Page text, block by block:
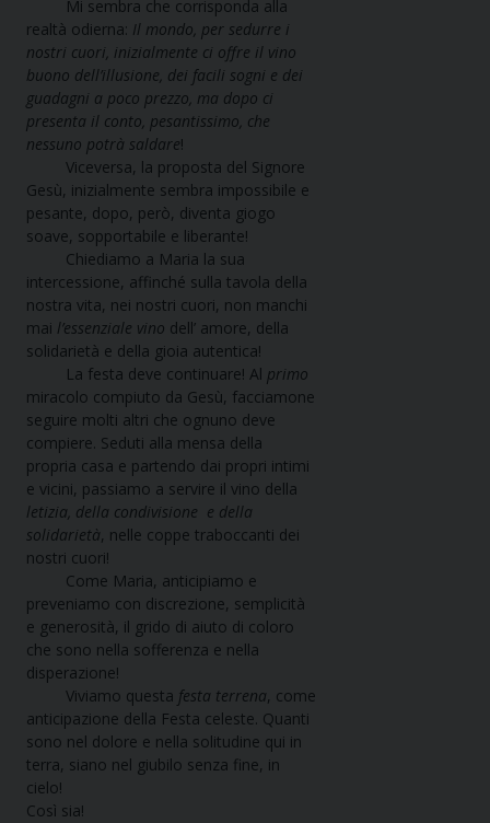
Mi sembra che corrisponda alla
realtà odierna: Il mondo, per sedurre i
nostri cuori, inizialmente ci offre il vino
buono dell’illusione, dei facili sogni e dei
guadagni a poco prezzo, ma dopo ci
presenta il conto, pesantissimo, che
nessuno potrà saldare!
Viceversa, la proposta del Signore
Gesù, inizialmente sembra impossibile e
pesante, dopo, però, diventa giogo
soave, sopportabile e liberante!
Chiediamo a Maria la sua
intercessione, affinché sulla tavola della
nostra vita, nei nostri cuori, non manchi
mai l’essenziale vino dell’ amore, della
solidarietà e della gioia autentica!
La festa deve continuare! Al primo
miracolo compiuto da Gesù, facciamone
seguire molti altri che ognuno deve
compiere. Seduti alla mensa della
propria casa e partendo dai propri intimi
e vicini, passiamo a servire il vino della
letizia, della condivisione e della
solidarietà, nelle coppe traboccanti dei
nostri cuori!
Come Maria, anticipiamo e
preveniamo con discrezione, semplicità
e generosità, il grido di aiuto di coloro
che sono nella sofferenza e nella
disperazione!
Viviamo questa festa terrena, come
anticipazione della Festa celeste. Quanti
sono nel dolore e nella solitudine qui in
terra, siano nel giubilo senza fine, in
cielo!
Così sia!